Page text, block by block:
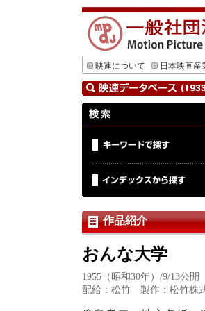
映連について 日本映画産
作品紹介
おんな大学
1955（昭和30年）/
配給：松竹 製作：松竹株